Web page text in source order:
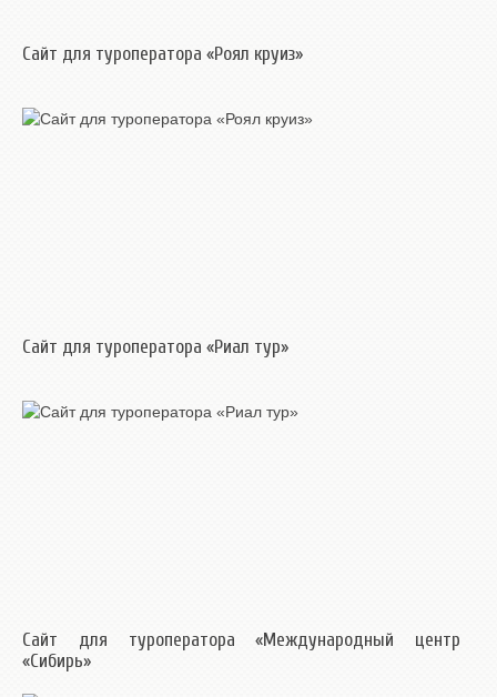
Сайт для туроператора «Роял круиз»
Сайт для туроператора «Риал тур»
Сайт для туроператора «Международный центр
«Сибирь»